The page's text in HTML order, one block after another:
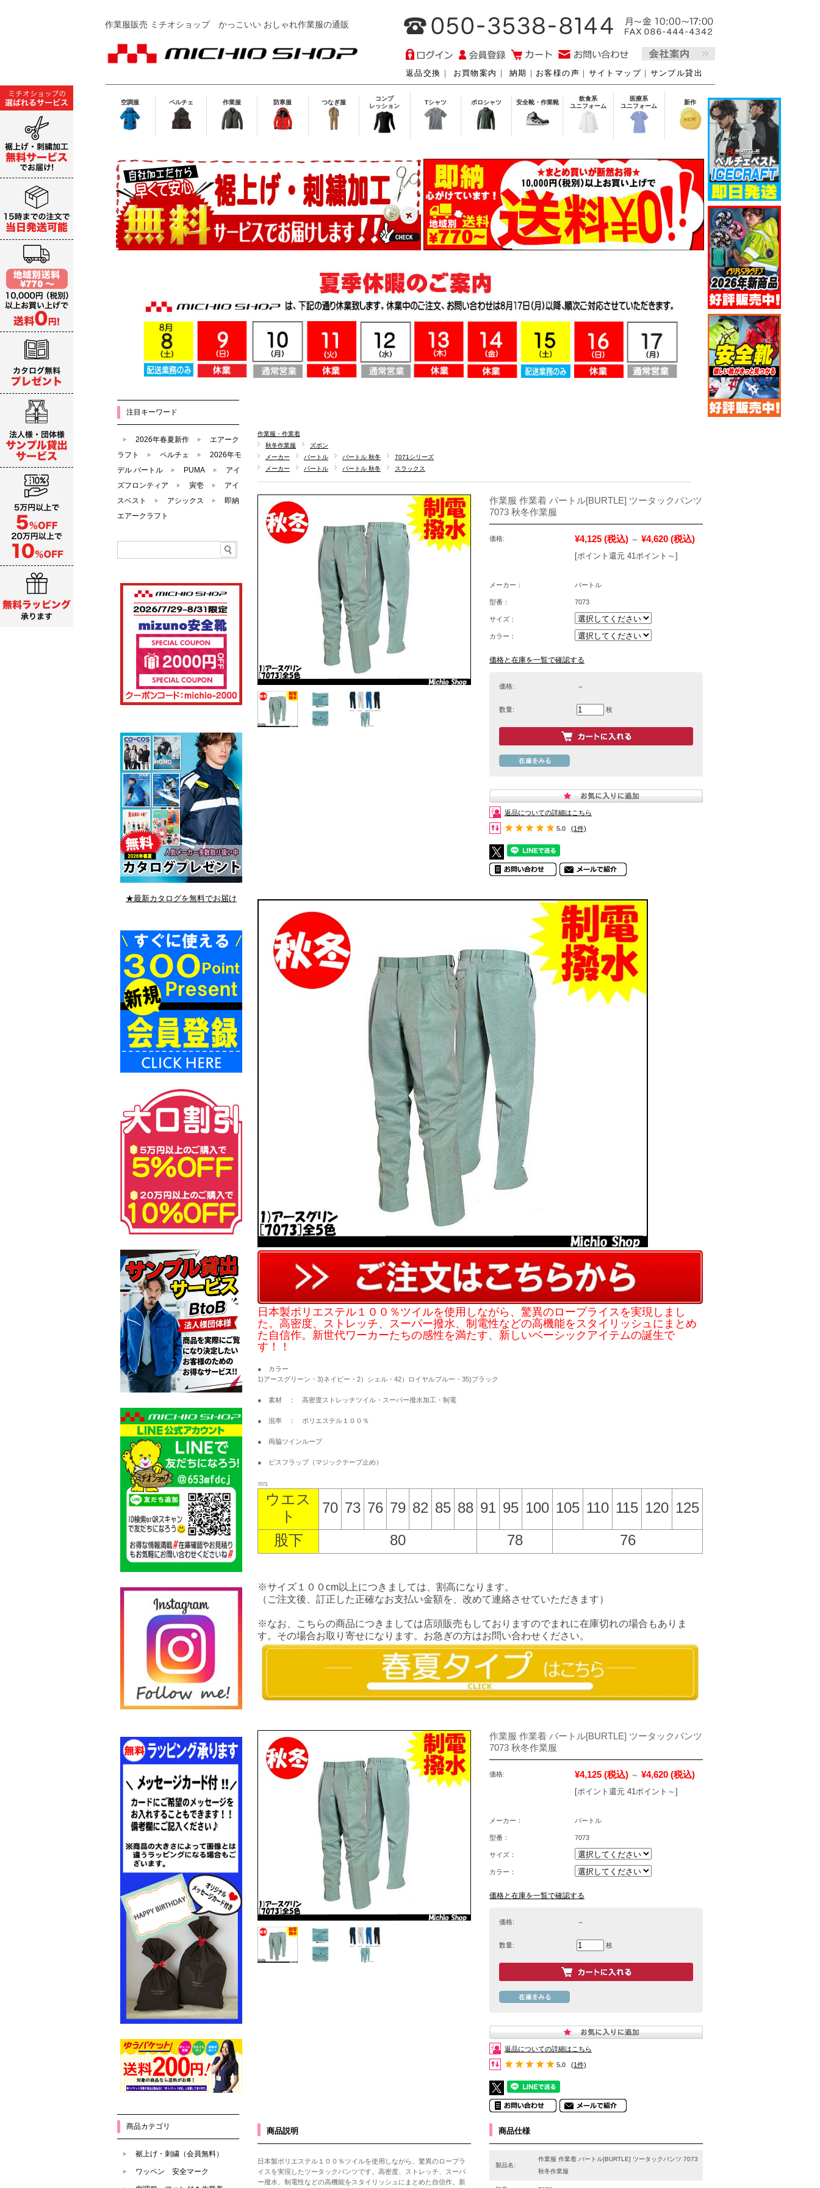
作業服販売 ミチオショップかっこいい おしゃれ作業服の通販
返品交換 ｜ お買物案内 ｜ 納期 ｜ お客様の声 ｜ サイトマップ ｜ サンプル貸出
空調服 ペルチェ 作業服 防寒服 つなぎ服
コンプ
レッション
Tシャツ ポロシャツ 安全靴・作業靴
飲食系
ユニフォーム
医療系
ユニフォーム
新作
作業服・作業着
秋冬作業服
ズボン
メーカー
バートル バートル 秋冬
7071シリーズ
メーカー
バートル バートル 秋冬 スラックス
作業服 作業着 バートル[BURTLE] ツータックパンツ
7073 秋冬作業服
価格: ¥4,125 (税込) ～ ¥4,620 (税込)
[ポイント還元 41ポイント～]
メーカー： バートル
型番： 7073
サイズ：
カラー：
価格と在庫を一覧で確認する
価格: －
数量: 枚
返品についての詳細はこちら
5.0 (1件)
日本製ポリエステル１００％ツイルを使用しながら、驚異のロープライスを実現しまし
た。高密度、ストレッチ、スーパー撥水、制電性などの高機能をスタイリッシュにまとめ
た自信作。新世代ワーカーたちの感性を満たす、新しいベーシックアイテムの誕生で
す！！
● カラー
1)アースグリーン・3)ネイビー・2）シェル・42）ロイヤルブルー・35)ブラック
● 素材 ： 高密度ストレッチツイル・スーパー撥水加工・制電
● 混率 ： ポリエステル１００％
● 両脇ツインループ
● ピスフラップ（マジックテープ止め）
7073
ウエス
ト
70 73 76 79 82 85 88 91 95 100 105 110 115 120 125
股下
80 78 76
※サイズ１００cm以上につきましては、割高になります。
（ご注文後、訂正した正確なお支払い金額を、改めて連絡させていただきます）
※なお、こちらの商品につきましては店頭販売もしておりますのでまれに在庫切れの場合もありま
す。その場合お取り寄せになります。お急ぎの方はお問い合わせください。
作業服 作業着 バートル[BURTLE] ツータックパンツ
7073 秋冬作業服
価格: ¥4,125 (税込) ～ ¥4,620 (税込)
[ポイント還元 41ポイント～]
メーカー： バートル
型番： 7073
サイズ：
カラー：
価格と在庫を一覧で確認する
価格: －
数量: 枚
返品についての詳細はこちら
5.0 (1件)
商品説明
日本製ポリエステル１００％ツイルを使用しながら、驚異のロープラ
イスを実現したツータックパンツです。高密度、ストレッチ、スーパ
ー撥水、制電性などの高機能をスタイリッシュにまとめた自信作。新
商品仕様
製品名:
作業服 作業着 バートル[BURTLE] ツータックパンツ 7073
秋冬作業服
注目キーワード
2026年春夏新作
エアーク
ラフト
ペルチェ
2026年モ
デル バートル
PUMA
アイ
ズフロンティア
寅壱
アイ
スベスト
アシックス
即納
エアークラフト
★最新カタログを無料でお届け
商品カテゴリ
裾上げ・刺繍（会員無料）
ワッペン 安全マーク